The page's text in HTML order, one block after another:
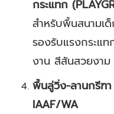
กระแทก
สำหรับพื้นสนามเ
รองรับแรงกระแ
งาน สีสันสวยงา
พื้นลู่วิ่ง-ลานกรีฑา
IAAF/WA